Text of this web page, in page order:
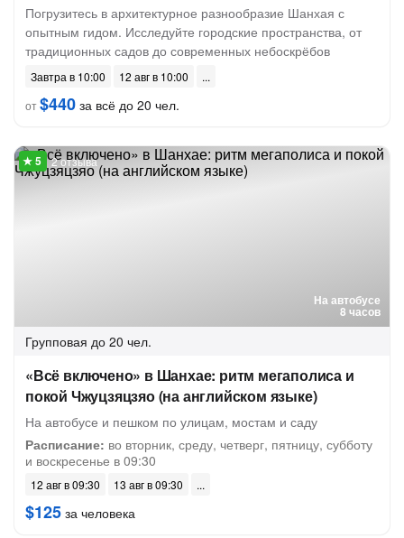
Погрузитесь в архитектурное разнообразие Шанхая с
опытным гидом. Исследуйте городские пространства, от
традиционных садов до современных небоскрёбов
Завтра в 10:00
12 авг в 10:00
от$440 за всё до 20 чел.
На автобусе
8 часов
2 отзыва
Групповая до 20 чел.
«Всё включено» в Шанхае: ритм мегаполиса и
покой Чжуцзяцзяо (на английском языке)
На автобусе и пешком по улицам, мостам и саду
Расписание: во вторник, среду, четверг, пятницу, субботу
и воскресенье в 09:30
12 авг в 09:30 13 авг в 09:30
$125 за человека